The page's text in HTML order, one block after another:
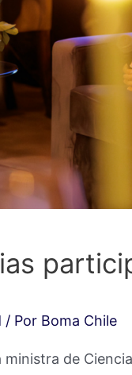
/ Por Boma Chile
de